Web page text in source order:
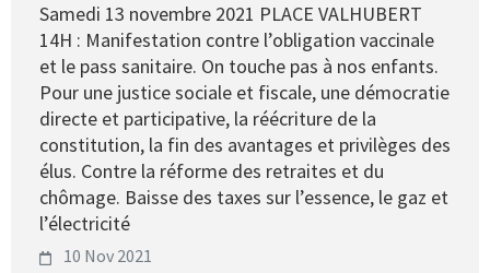
Samedi 13 novembre 2021 PLACE VALHUBERT
14H : Manifestation contre l’obligation vaccinale
et le pass sanitaire. On touche pas à nos enfants.
Pour une justice sociale et fiscale, une démocratie
directe et participative, la réécriture de la
constitution, la fin des avantages et privilèges des
élus. Contre la réforme des retraites et du
chômage. Baisse des taxes sur l’essence, le gaz et
l’électricité
10 Nov 2021